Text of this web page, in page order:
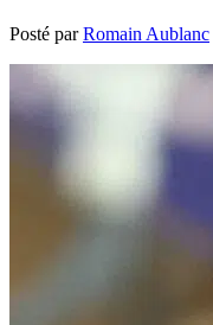
Posté parRomain Aublanc